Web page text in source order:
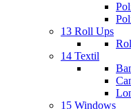
13 Roll Ups
14 Textil
15 Windows